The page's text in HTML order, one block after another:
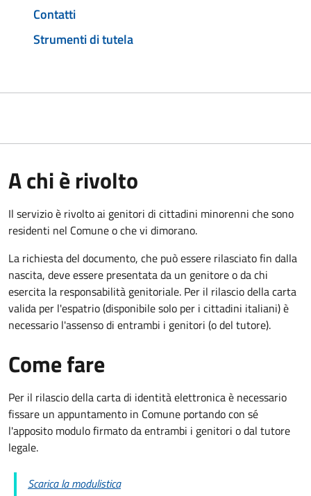
Contatti
Strumenti di tutela
A chi è rivolto
Il servizio è rivolto ai genitori di cittadini minorenni che sono
residenti nel Comune o che vi dimorano.
La richiesta del documento, che può essere rilasciato fin dalla
nascita, deve essere presentata da un genitore o da chi
esercita la responsabilità genitoriale. Per il rilascio della carta
valida per l'espatrio (disponibile solo per i cittadini italiani) è
necessario l'assenso di entrambi i genitori (o del tutore).
Come fare
Per il rilascio della carta di identità elettronica è necessario
fissare un appuntamento in Comune portando con sé
l'apposito modulo firmato da entrambi i genitori o dal tutore
legale.
Scarica la modulistica